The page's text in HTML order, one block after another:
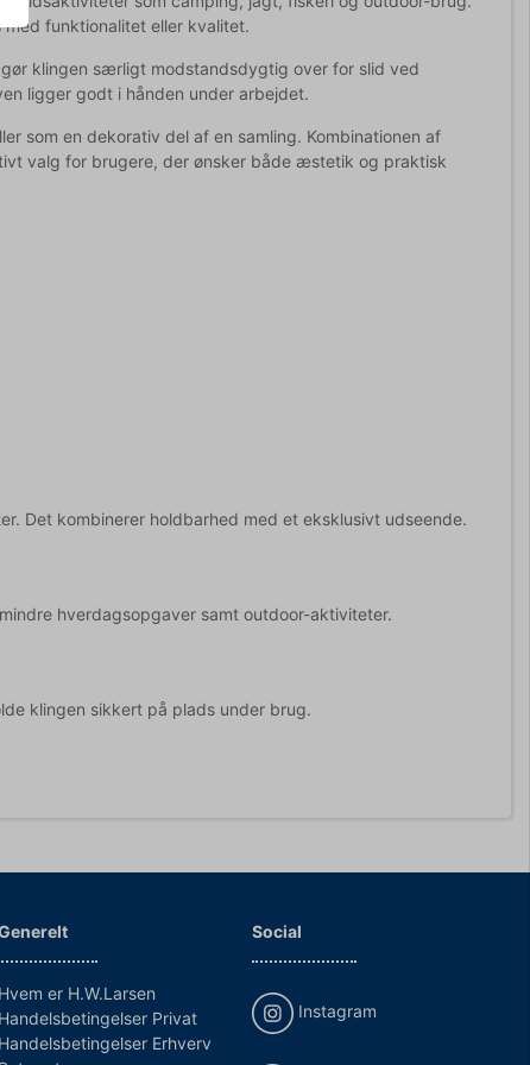
funktionalitet eller kvalitet.
klingen særligt modstandsdygtig over for slid ved
ligger godt i hånden under arbejdet.
som en dekorativ del af en samling. Kombinationen af
valg for brugere, der ønsker både æstetik og praktisk
Det kombinerer holdbarhed med et eksklusivt udseende.
hverdagsopgaver samt outdoor-aktiviteter.
klingen sikkert på plads under brug.
Hvem er H.W.Larsen
Handelsbetingelser Privat
Handelsbetingelser Erhverv
Social
Instagram